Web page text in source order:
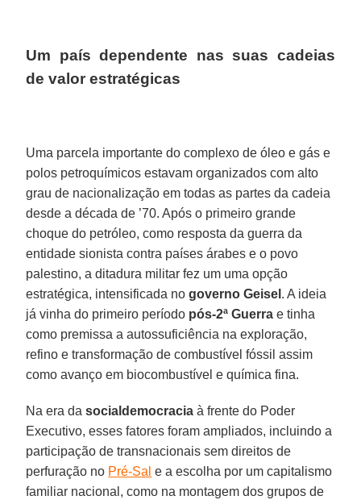
Um país dependente nas suas cadeias
de valor estratégicas
Uma parcela importante do complexo de óleo e gás e
polos petroquímicos estavam organizados com alto
grau de nacionalização em todas as partes da cadeia
desde a década de ’70. Após o primeiro grande
choque do petróleo, como resposta da guerra da
entidade sionista contra países árabes e o povo
palestino, a ditadura militar fez um uma opção
estratégica, intensificada nogoverno Geisel . A ideia
já vinha do primeiro período pós-2ª Guerra e tinha
como premissa a autossuficiência na exploração,
refino e transformação de combustível fóssil assim
como avanço em biocombustível e química fina.
Na era dasocialdemocracia à frente do Poder
Executivo, esses fatores foram ampliados, incluindo a
participação de transnacionais sem direitos de
perfuração no Pré-Sal e a escolha por um capitalismo
familiar nacional, como na montagem dos grupos de